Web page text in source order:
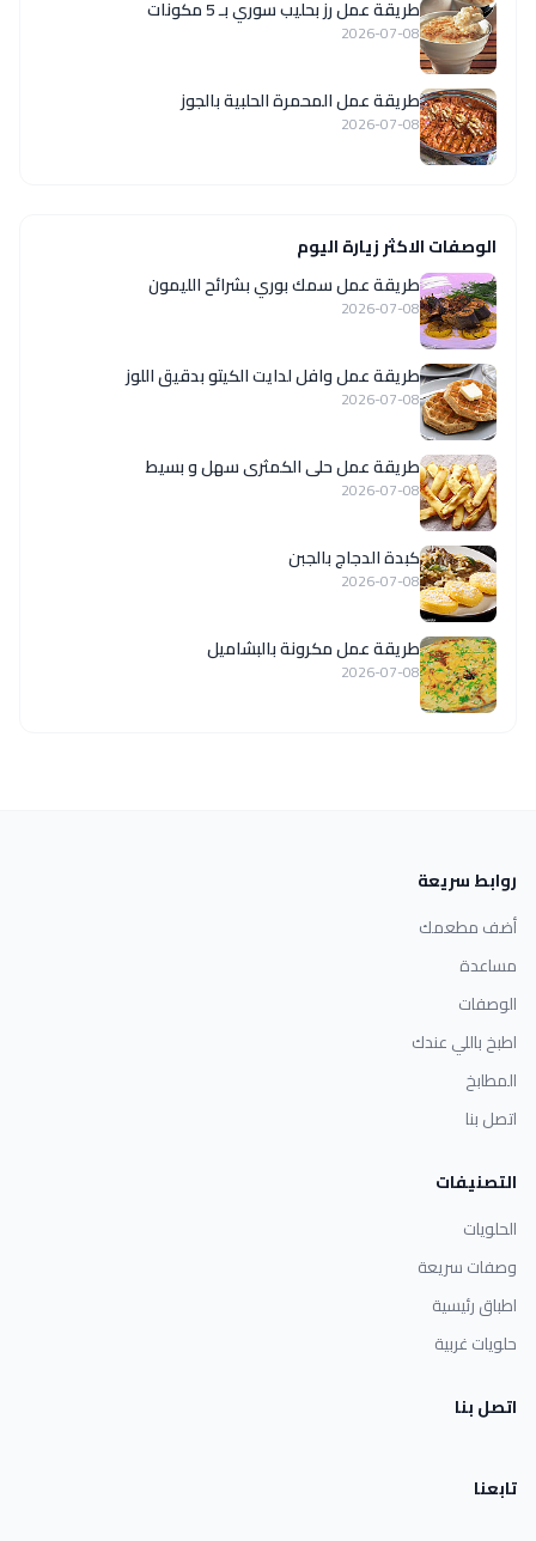
طريقة عمل رز بحليب سوري بـ 5 مكونات
2026-07-08
طريقة عمل المحمرة الحلبية بالجوز
2026-07-08
الوصفات الاكثر زيارة اليوم
طريقة عمل سمك بوري بشرائح الليمون
2026-07-08
طريقة عمل وافل لدايت الكيتو بدقيق اللوز
2026-07-08
طريقة عمل حلى الكمثرى سهل و بسيط
2026-07-08
كبدة الدجاج بالجبن
2026-07-08
طريقة عمل مكرونة بالبشاميل
2026-07-08
روابط سريعة
أضف مطعمك
مساعدة
الوصفات
اطبخ باللي عندك
المطابخ
اتصل بنا
التصنيفات
الحلويات
وصفات سريعة
اطباق رئيسية
حلويات غربية
اتصل بنا
تابعنا